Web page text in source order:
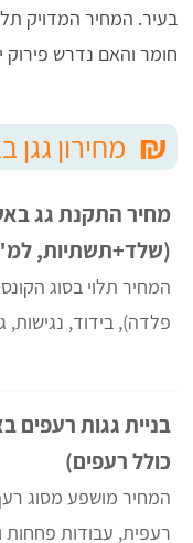
בעיר. המחיר המדויק
חומר והאם נדרש פירוק
₪ מחירון גגן
מחיר התקנת גג
(שלד+תשתיות,
המחיר תלוי בסוג
פלדה), בידוד, נגישות,
בניית גגות
כולל רעפים)
המחיר מושפע מסוג
רעפית, עבודות פחחות